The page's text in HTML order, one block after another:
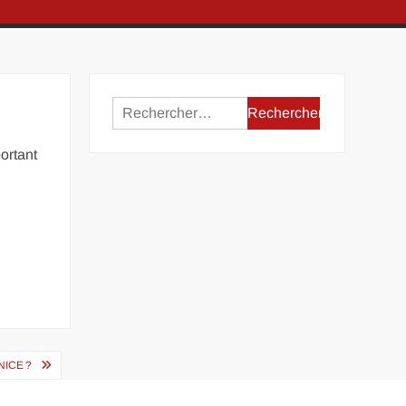
?
Rechercher :